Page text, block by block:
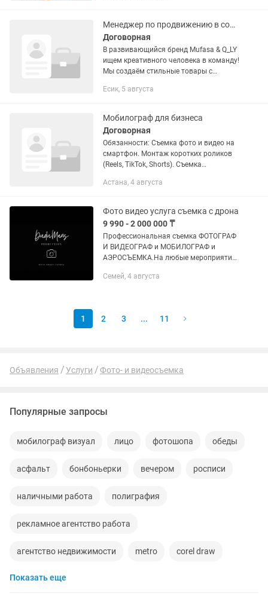
Менеджер по продвижению в социальных сетях
Договорная
В развивающийся бренд Mufasa & Q_LY
ищем креативного человека в команду!
Мы создаём стильные товары с
премиальные наборы для пикника и
Есик, 5 августа
Мобилограф для бизнеса
Договорная
Обязанности: Съемка фото и видео на
смартфон. Монтаж коротких роликов
(Reels, TikTok, Shorts). Съемка
атмосферы магазина. Участие в
Астана, 4 августа
Фото видео услуга съемка с дрона
9 990 - 2 000 000 ₸
Профессиональная съемка ФОТОГРАФ
И ВИДЕОГРАФ и МОБИЛОГРАФ и
АЭРОСЪЕМКА.На любые мероприятия
года Работаем с ИП и ТОО,ФОТОГРАФ С
Семей, 4 августа
1 2 3 ... 11
Объявления Услуги Фото- и видеосъемка
Популярные запросы
мобилограф визуал лицо фотошопа обеды
асфальт бонбоньерки вечером росписи
наличными работа полиграфия
рекламное агентство работа
агентство недвижимости metro corel draw
одежды оборудование
Показать еще